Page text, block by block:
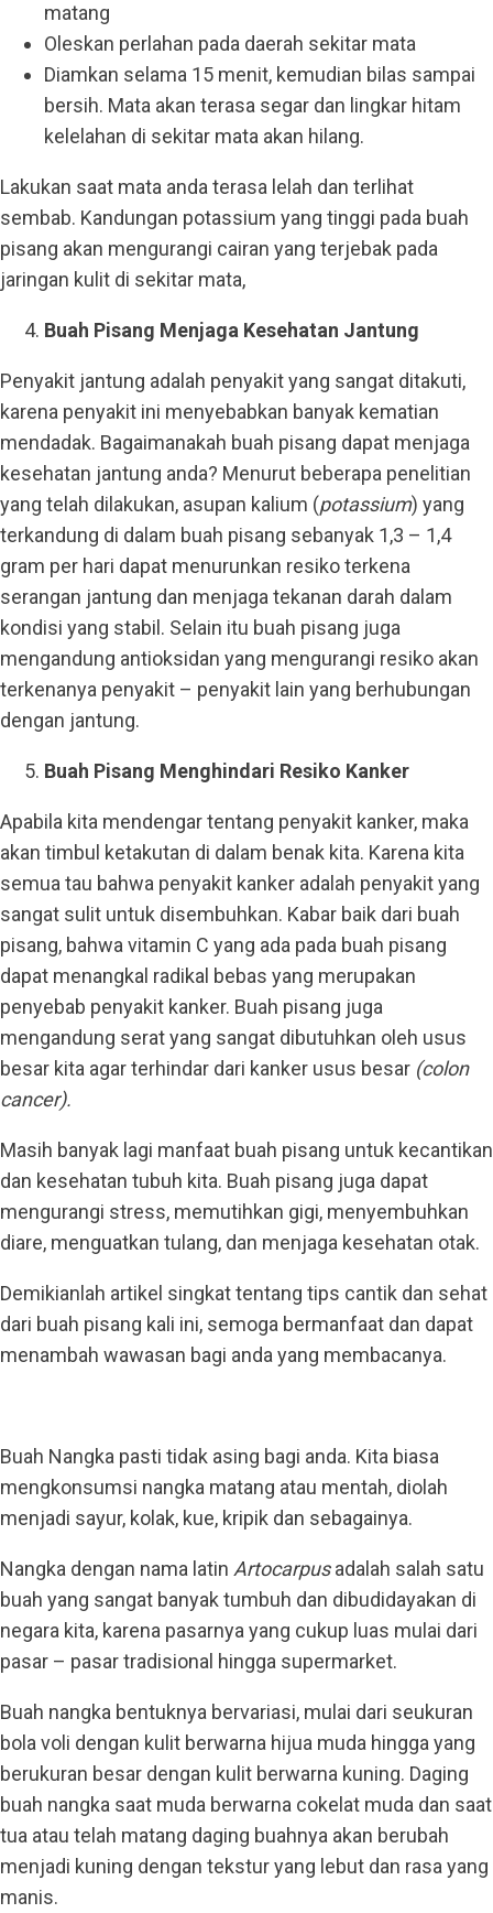
matang
Oleskan perlahan pada daerah sekitar mata
Diamkan selama 15 menit, kemudian bilas sampai
bersih. Mata akan terasa segar dan lingkar hitam
kelelahan di sekitar mata akan hilang.
Lakukan saat mata anda terasa lelah dan terlihat
sembab. Kandungan potassium yang tinggi pada buah
pisang akan mengurangi cairan yang terjebak pada
jaringan kulit di sekitar mata,
Buah Pisang Menjaga Kesehatan Jantung
Penyakit jantung adalah penyakit yang sangat ditakuti,
karena penyakit ini menyebabkan banyak kematian
mendadak. Bagaimanakah buah pisang dapat menjaga
kesehatan jantung anda? Menurut beberapa penelitian
yang telah dilakukan, asupan kalium (potassium) yang
terkandung di dalam buah pisang sebanyak 1,3 – 1,4
gram per hari dapat menurunkan resiko terkena
serangan jantung dan menjaga tekanan darah dalam
kondisi yang stabil. Selain itu buah pisang juga
mengandung antioksidan yang mengurangi resiko akan
terkenanya penyakit – penyakit lain yang berhubungan
dengan jantung.
Buah Pisang Menghindari Resiko Kanker
Apabila kita mendengar tentang penyakit kanker, maka
akan timbul ketakutan di dalam benak kita. Karena kita
semua tau bahwa penyakit kanker adalah penyakit yang
sangat sulit untuk disembuhkan. Kabar baik dari buah
pisang, bahwa vitamin C yang ada pada buah pisang
dapat menangkal radikal bebas yang merupakan
penyebab penyakit kanker. Buah pisang juga
mengandung serat yang sangat dibutuhkan oleh usus
besar kita agar terhindar dari kanker usus besar (colon
cancer).
Masih banyak lagi manfaat buah pisang untuk kecantikan
dan kesehatan tubuh kita. Buah pisang juga dapat
mengurangi stress, memutihkan gigi, menyembuhkan
diare, menguatkan tulang, dan menjaga kesehatan otak.
Demikianlah artikel singkat tentang tips cantik dan sehat
dari buah pisang kali ini, semoga bermanfaat dan dapat
menambah wawasan bagi anda yang membacanya.
Buah Nangka pasti tidak asing bagi anda. Kita biasa
mengkonsumsi nangka matang atau mentah, diolah
menjadi sayur, kolak, kue, kripik dan sebagainya.
Nangka dengan nama latin Artocarpusadalah salah satu
buah yang sangat banyak tumbuh dan dibudidayakan di
negara kita, karena pasarnya yang cukup luas mulai dari
pasar – pasar tradisional hingga supermarket.
Buah nangka bentuknya bervariasi, mulai dari seukuran
bola voli dengan kulit berwarna hijua muda hingga yang
berukuran besar dengan kulit berwarna kuning. Daging
buah nangka saat muda berwarna cokelat muda dan saat
tua atau telah matang daging buahnya akan berubah
menjadi kuning dengan tekstur yang lebut dan rasa yang
manis.